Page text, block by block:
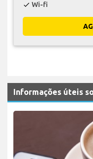
check Wi-fi
Informações úteis